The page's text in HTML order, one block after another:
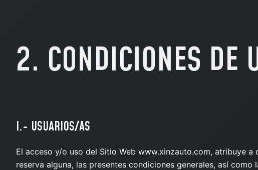
2. CONDICIONES DE
I.- USUARIOS/AS
El acceso y/o uso del Sitio Web www.xinzauto.com, atribuye
reserva alguna, las presentes condiciones generales, así